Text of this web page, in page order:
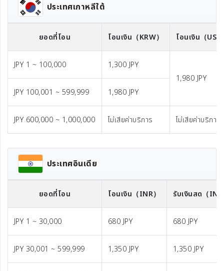
ประเทศเกาหลีใต้
ยอดที่โอน โอนเงิน （KRW） โอนเงิน （
JPY 1 ~ 100,000
1,300 JPY
1,980 JPY
JPY 100,001 ~ 599,999
1,980 JPY
JPY 600,000 ~ 1,000,000 ไม่เสียค่าบริการ ไม่เสียค่าบริการ
ประเทศอินเดีย
ยอดที่โอน โอนเงิน （INR） รับเงินสด （
JPY 1 ~ 30,000 680 JPY 680 JPY
JPY 30,001 ~ 599,999 1,350 JPY 1,350 JPY